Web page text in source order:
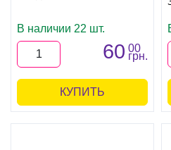
В наличии 22 шт.
60 00
грн.
КУПИТЬ